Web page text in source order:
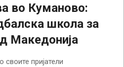
во Куманово:
школа за
Македонија
своите пријатели